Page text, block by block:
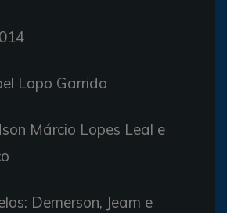
Lopo Garrido
Márcio Lopes Leal e
Demerson, Jeam e